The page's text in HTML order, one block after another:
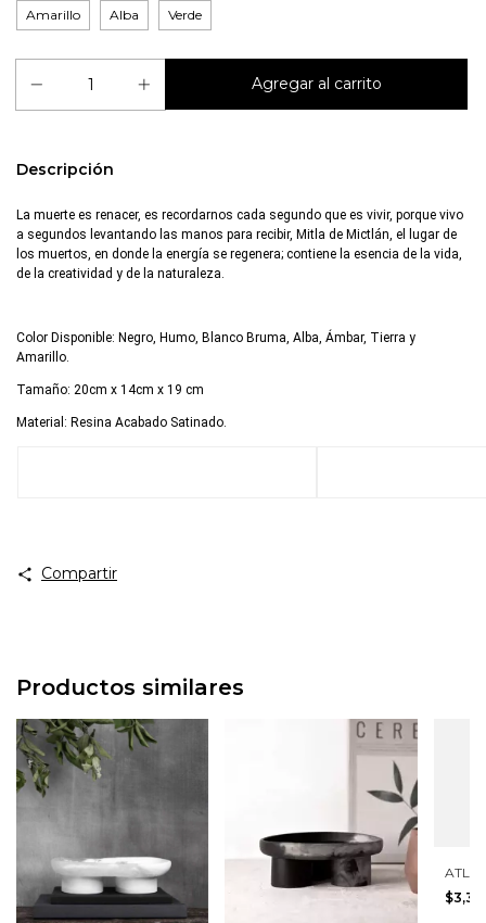
Amarillo Alba Verde
Descripción
La muerte es renacer, es recordarnos cada segundo que es vivir, porque vivo
a segundos levantando las manos para recibir, Mitla de Mictlán, el lugar de
los muertos, en donde la energía se regenera; contiene la esencia de la vida,
de la creatividad y de la naturaleza.
Color Disponible: Negro, Humo, Blanco Bruma, Alba, Ámbar, Tierra y
Amarillo.
Tamaño: 20cm x 14cm x 19 cm
Material: Resina Acabado Satinado.
Compartir
Productos similares